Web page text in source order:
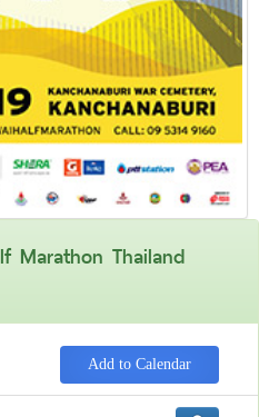
Marathon Thailand
Add to Calendar